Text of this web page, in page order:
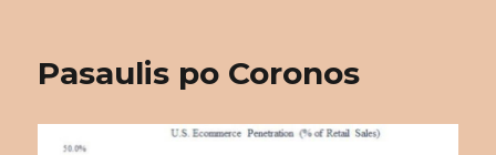
Pasaulis po Coronos